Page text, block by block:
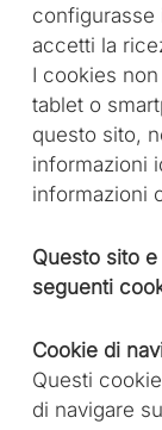
configurasse
accetti la
I cookies
tablet o
questo sito,
informazioni
informazioni
Questo sito
seguenti
Cookie di
Questi
di navigare